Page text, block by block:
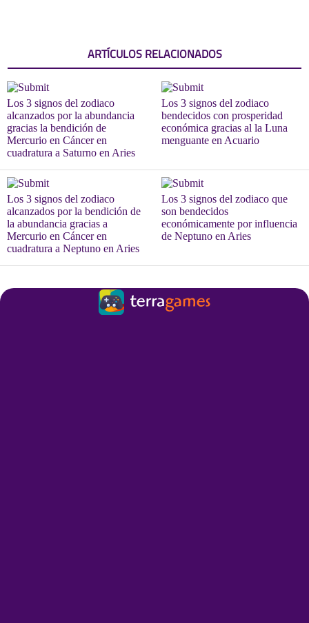
ARTÍCULOS RELACIONADOS
Los 3 signos del zodiaco
alcanzados por la abundancia
gracias la bendición de
Mercurio en Cáncer en
cuadratura a Saturno en Aries
Los 3 signos del zodiaco
bendecidos con prosperidad
económica gracias al la Luna
menguante en Acuario
Los 3 signos del zodiaco
alcanzados por la bendición de
la abundancia gracias a
Mercurio en Cáncer en
cuadratura a Neptuno en Aries
Los 3 signos del zodiaco que
son bendecidos
económicamente por influencia
de Neptuno en Aries